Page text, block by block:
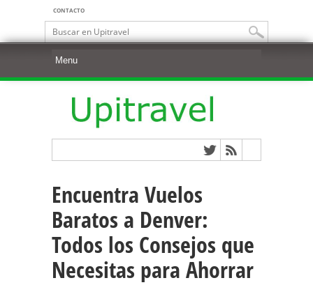
CONTACTO
Encuentra Vuelos
Baratos a Denver:
Todos los Consejos que
Necesitas para Ahorrar